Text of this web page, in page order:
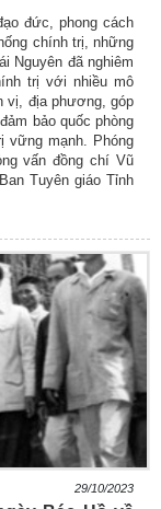
đức, phong cách
chính trị, những
Nguyên đã nghiêm
trị với nhiều mô
vị, địa phương, góp
bảo quốc phòng
vững mạnh. Phóng
vấn đồng chí Vũ
Tuyên giáo Tỉnh
29/10/2023